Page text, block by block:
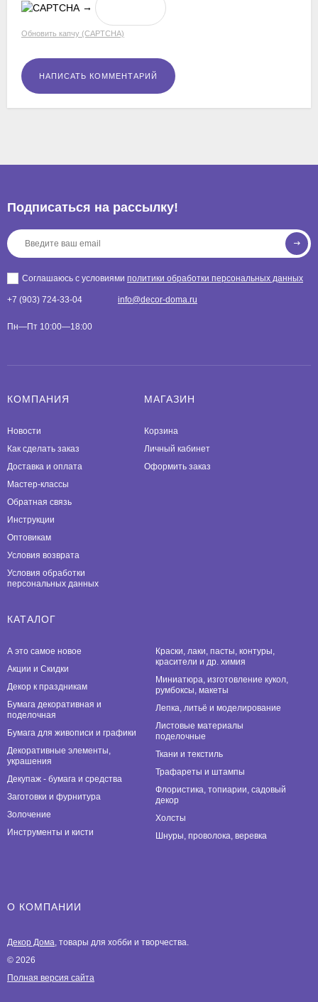
→
Обновить капчу (CAPTCHA)
Подписаться на рассылкy!
Соглашаюсь с условиями политики обработки персональных данных
+7 (903) 724-33-04 info@decor-doma.ru
Пн—Пт 10:00—18:00
КОМПАНИЯ
Новости
Как сделать заказ
Доставка и оплата
Мастер-классы
Обратная связь
Инструкции
Оптовикам
Условия возврата
Условия обработки
персональных данных
МАГАЗИН
Корзина
Личный кабинет
Оформить заказ
КАТАЛОГ
А это самое новое
Акции и Скидки
Декор к праздникам
Бумага декоративная и
поделочная
Бумага для живописи и графики
Декоративные элементы,
украшения
Декупаж - бумага и средства
Заготовки и фурнитура
Золочение
Инструменты и кисти
Краски, лаки, пасты, контуры,
красители и др. химия
Миниатюра, изготовление кукол,
румбоксы, макеты
Лепка, литьё и моделирование
Листовые материалы
поделочные
Ткани и текстиль
Трафареты и штампы
Флористика, топиарии, садовый
декор
Холсты
Шнуры, проволока, веревка
О КОМПАНИИ
Декор Дома , товары для хобби и творчества.
© 2026
Полная версия сайта